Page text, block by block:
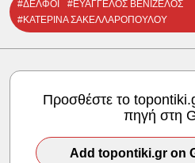
#ΔΕΛΦΟΙ
#ΕΥΑΓΓΕΛΟΣ ΒΕΝΙΖΕΛΟΣ
#ΚΑΤΕΡΙΝΑ ΣΑΚΕΛΛΑΡΟΠΟΥΛΟΥ
Προσθέστε το
πηγή στη
Add topontiki.gr on